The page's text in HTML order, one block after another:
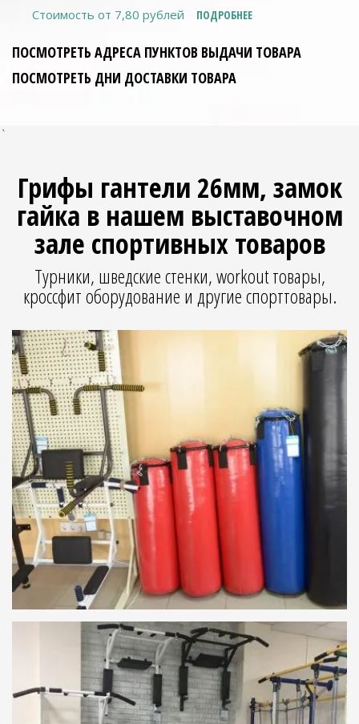
Стоимость от 7,80 рублей
ПОДРОБНЕЕ
ПОСМОТРЕТЬ АДРЕСА ПУНКТОВ ВЫДАЧИ ТОВАРА
ПОСМОТРЕТЬ ДНИ ДОСТАВКИ ТОВАРА
`
Грифы гантели 26мм, замок
гайка в нашем выставочном
зале спортивных товаров
Турники, шведские стенки, workout товары,
кроссфит оборудование и другие спорттовары.